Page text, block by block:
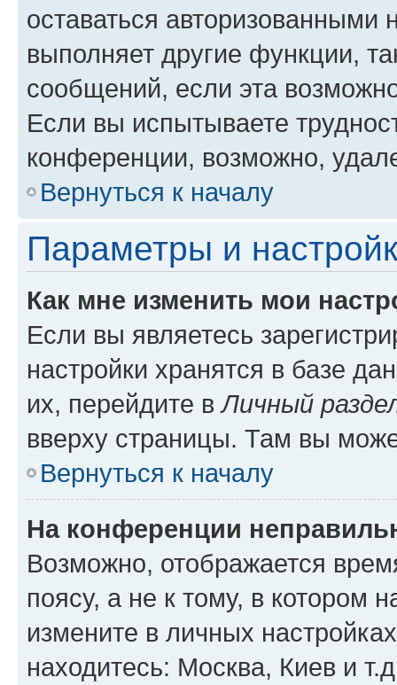
оставаться авторизованными
выполняет другие функции,
сообщений, если эта
Если вы испытываете
конференции, возможно,
Вернуться к началу
Параметры и
Как мне изменить мои
Если вы являетесь
настройки хранятся в базе
их, перейдите вЛичный
вверху страницы. Там вы
Вернуться к началу
На конференции
Возможно, отображается
поясу, а не к тому, в котором
измените в личных
находитесь: Москва, Киев и